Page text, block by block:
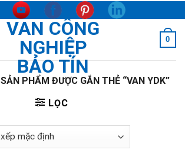
content
VAN CÔNG
NGHIỆP
BẢO TÍN
0
SẢN PHẨM ĐƯỢC GẮN THẺ “VAN YDK”
LỌC